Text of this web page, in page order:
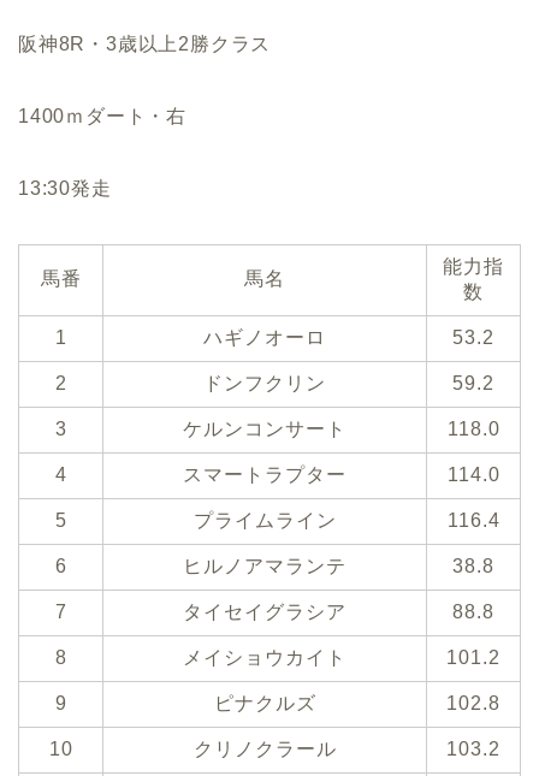
阪神8R・3歳以上2勝クラス
1400ｍダート・右
13:30発走
馬番 馬名
能力指
数
1 ハギノオーロ 53.2
2 ドンフクリン 59.2
3 ケルンコンサート 118.0
4 スマートラプター 114.0
5 プライムライン 116.4
6 ヒルノアマランテ 38.8
7 タイセイグラシア 88.8
8 メイショウカイト 101.2
9 ピナクルズ 102.8
10 クリノクラール 103.2